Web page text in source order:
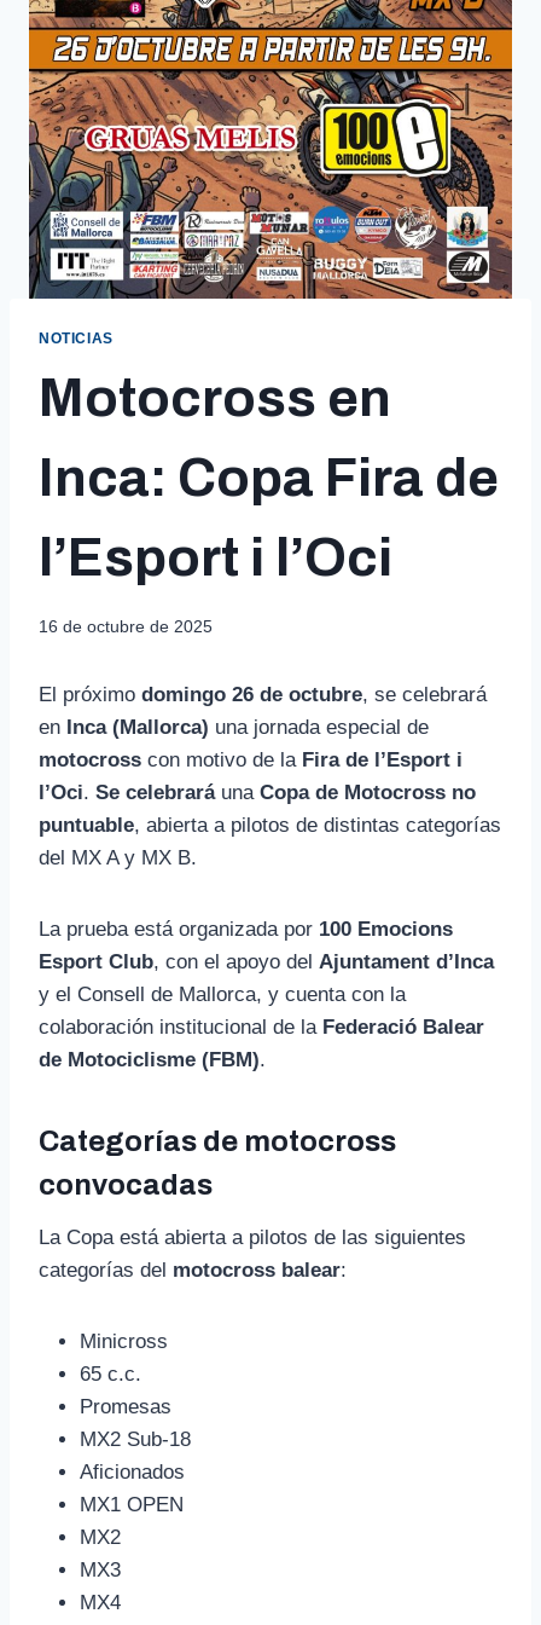
NOTICIAS
Motocross en
Inca: Copa Fira de
l’Esport i l’Oci
16 de octubre de 2025
El próximo domingo 26 de octubre, se celebrará
en Inca (Mallorca) una jornada especial de
motocross con motivo de la Fira de l’Esport i
l’Oci. Se celebraráuna Copa de Motocross no
puntuable, abierta a pilotos de distintas categorías
del MX A y MX B.
La prueba está organizada por 100 Emocions
Esport Club, con el apoyo del Ajuntament d’Inca
y el Consell de Mallorca, y cuenta con la
colaboración institucional de la Federació Balear
de Motociclisme (FBM).
Categorías de motocross
convocadas
La Copa está abierta a pilotos de las siguientes
categorías del motocross balear:
Minicross
65 c.c.
Promesas
MX2 Sub-18
Aficionados
MX1 OPEN
MX2
MX3
MX4